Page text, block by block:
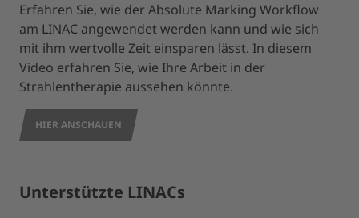
Erfahren Sie, wie der Absolute Marking Workflow
am LINAC angewendet werden kann und wie sich
mit ihm wertvolle Zeit einsparen lässt. In diesem
Video erfahren Sie, wie Ihre Arbeit in der
Strahlentherapie aussehen könnte.
HIER ANSCHAUEN
Unterstützte LINACs